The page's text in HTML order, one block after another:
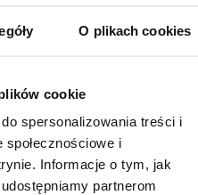
O plikach cookies
cookie
spersonalizowania treści i
i
Informacje o tym, jak
partnerom
opracowali eksperci z
o poprawie